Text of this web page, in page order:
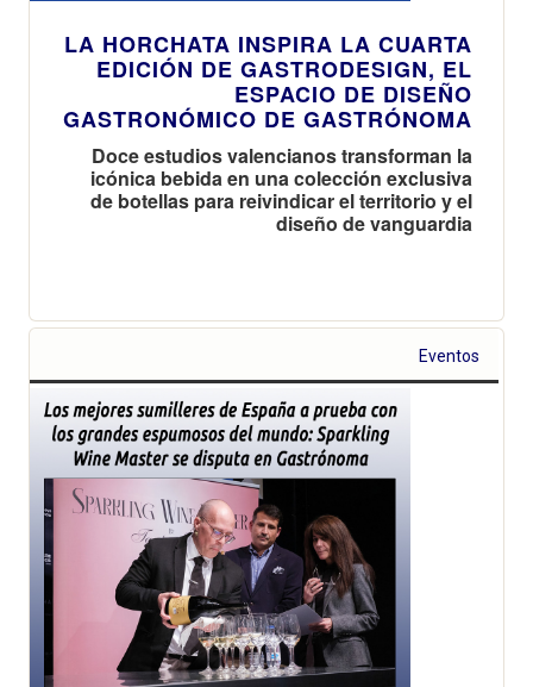
LA HORCHATA INSPIRA LA CUARTA
EDICIÓN DE GASTRODESIGN, EL
ESPACIO DE DISEÑO
GASTRONÓMICO DE GASTRÓNOMA
Doce estudios valencianos transforman la
icónica bebida en una colección exclusiva
de botellas para reivindicar el territorio y el
diseño de vanguardia
Eventos